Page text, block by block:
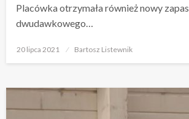
Placówka otrzymała również nowy zapas
dwudawkowego…
Opublikowane
20 lipca 2021 Bartosz Listewnik